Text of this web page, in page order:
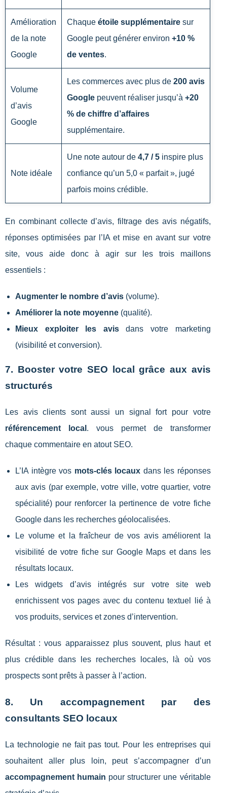
Amélioration
de la note
Google
Chaque étoile supplémentaire sur
Google peut générer environ +10 %
de ventes.
Volume
d’avis
Google
Les commerces avec plus de 200 avis
Google peuvent réaliser jusqu’à +20
% de chiffre d’affaires
supplémentaire.
Note idéale
Une note autour de 4,7 / 5 inspire plus
confiance qu’un 5,0 « parfait », jugé
parfois moins crédible.
En combinant collecte d’avis, filtrage des avis négatifs,
réponses optimisées par l’IA et mise en avant sur votre
site, vous aide donc à agir sur les trois maillons
essentiels :
Augmenter le nombre d’avis (volume).
Améliorer la note moyenne (qualité).
Mieux exploiter les avisdans votre marketing
(visibilité et conversion).
7. Booster votre SEO local grâce aux avis
structurés
Les avis clients sont aussi un signal fort pour votre
référencement local . vous permet de transformer
chaque commentaire en atout SEO.
L’IA intègre vos mots-clés locaux dans les réponses
aux avis (par exemple, votre ville, votre quartier, votre
spécialité) pour renforcer la pertinence de votre fiche
Google dans les recherches géolocalisées.
Le volume et la fraîcheur de vos avis améliorent la
visibilité de votre fiche sur Google Maps et dans les
résultats locaux.
Les widgets d’avis intégrés sur votre site web
enrichissent vos pages avec du contenu textuel lié à
vos produits, services et zones d’intervention.
Résultat : vous apparaissez plus souvent, plus haut et
plus crédible dans les recherches locales, là où vos
prospects sont prêts à passer à l’action.
8. Un accompagnement par des
consultants SEO locaux
La technologie ne fait pas tout. Pour les entreprises qui
souhaitent aller plus loin, peut s’accompagner d’un
accompagnement humain pour structurer une véritable